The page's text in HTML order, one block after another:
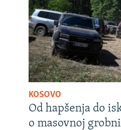
KOSOVO
Od hapšenja do
o masovnoj